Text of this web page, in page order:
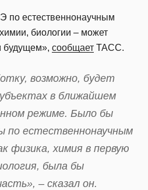
по естественнонаучным
биологии – может
будущем», сообщает ТАСС.
возможно, будет
в ближайшем
режиме. Было бы
по естественнонаучным
физика, химия в первую
была бы
– сказал он.